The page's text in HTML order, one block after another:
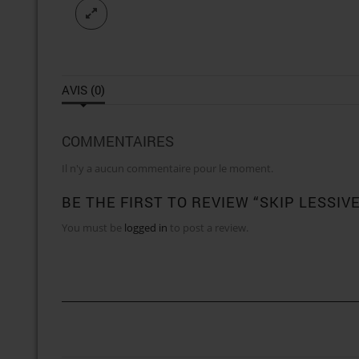
AVIS (0)
COMMENTAIRES
Il n'y a aucun commentaire pour le moment.
BE THE FIRST TO REVIEW “SKIP
You must be logged in to post a review.